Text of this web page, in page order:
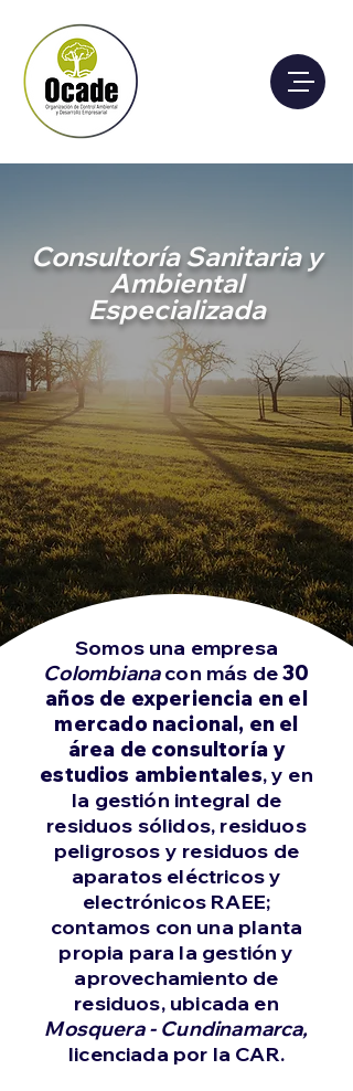
Consultoría Sanitaria y
Ambiental
Especializada
Somos una empresa
Colombianacon más de30
años de experiencia en el
mercado nacional, en el
área de consultoría y
estudios ambientales, y en
la gestión integral de
residuos sólidos, residuos
peligrosos y residuos de
aparatos eléctricos y
electrónicos RAEE;
contamos con una planta
propia para la gestión y
aprovechamiento de
residuos, ubicada en
Mosquera - Cundinamarca,
licenciada por la CAR.